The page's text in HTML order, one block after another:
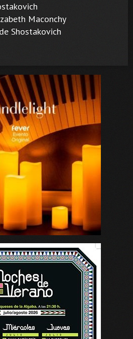
Maconchy
Shostakovich